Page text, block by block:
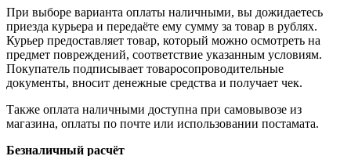
При выборе варианта оплаты наличными, вы дожидаетесь
приезда курьера и передаёте ему сумму за товар в рублях.
Курьер предоставляет товар, который можно осмотреть на
предмет повреждений, соответствие указанным условиям.
Покупатель подписывает товаросопроводительные
документы, вносит денежные средства и получает чек.
Также оплата наличными доступна при самовывозе из
магазина, оплаты по почте или использовании постамата.
Безналичный расчёт